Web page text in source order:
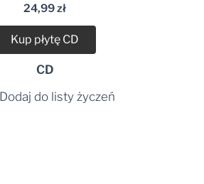
24,99zł
Kup płytę CD
CD
Dodaj do listy życzeń